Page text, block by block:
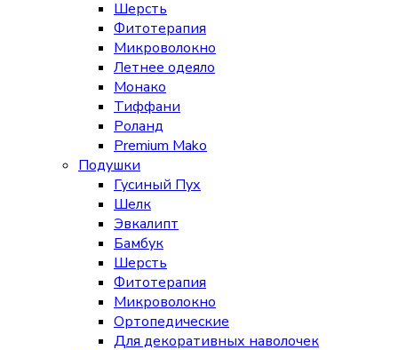
Шерсть
Фитотерапия
Микроволокно
Летнее одеяло
Монако
Тиффани
Роланд
Premium Mako
Подушки
Гусиный Пух
Шелк
Эвкалипт
Бамбук
Шерсть
Фитотерапия
Микроволокно
Ортопедические
Для декоративных наволочек